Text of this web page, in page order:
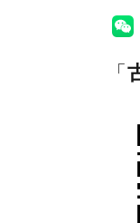
「